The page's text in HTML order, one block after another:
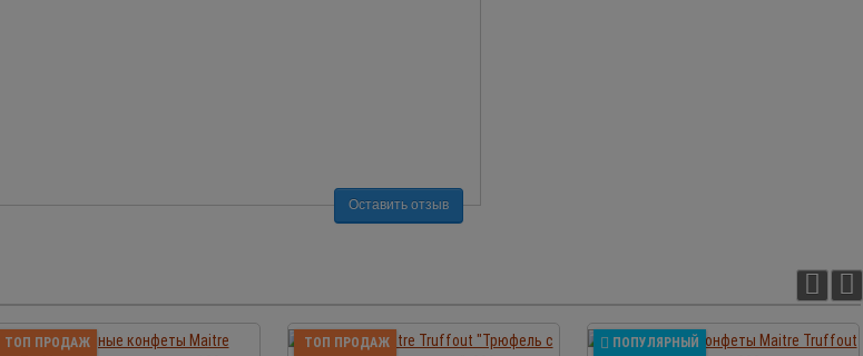
Оставить отзыв
ПРОСМОТР ПРОСМОТР
ТОП ПРОДАЖ ПРОСМОТР
ТОП ПРОДАЖ ПОПУЛЯРНЫЙ